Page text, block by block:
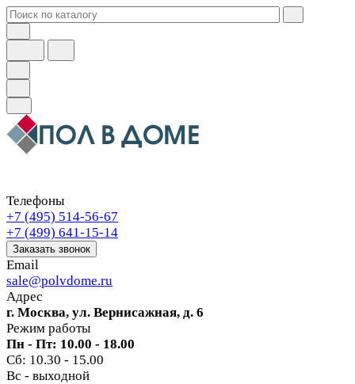
Телефоны
+7 (495) 514-56-67
+7 (499) 641-15-14
Заказать звонок
Email
sale@polvdome.ru
Адрес
г. Москва, ул. Вернисажная, д. 6
Режим работы
Пн - Пт: 10.00 - 18.00
Сб: 10.30 - 15.00
Вс - выходной